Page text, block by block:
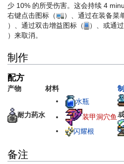
少 10% 的所受伤害。这会持续 4
右键点击图标（
）、通过在装备菜
）、通过双击增益图标（
）、或通
）来取消。
制作
配方
产物 材料
耐力药水
水瓶
装甲洞穴鱼
闪耀根
或
备注